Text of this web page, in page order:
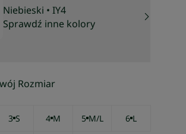
Niebieski • IY4
Sprawdź inne kolory
Rozmiar
3 S 4 M 5 M/L 6 L